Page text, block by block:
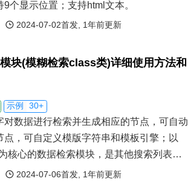
个显示位置；支持html文本。
2024-07-02首发, 1年前更新
块(模糊检索class类)详细使用方法和
示例 30+
对数据进行检索并生成相应的节点，可自动
点，可自定义模版字符串和模板引擎；以
核心的数据检索模块，是其他搜索列表的
2024-07-06首发, 1年前更新